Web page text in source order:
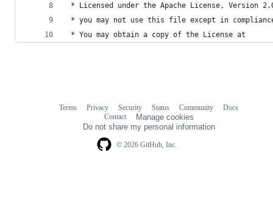
* Licensed under the Apache License, Version
* you may not use this file except in
* You may obtain a copy of the License at
© 2026 GitHub, Inc.
Terms Privacy Security Status Community
Docs
Contact
Manage cookies
Do not share my personal information